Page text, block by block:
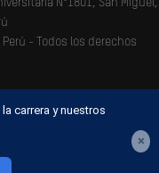
N°1801, San Miguel,
- Todos los derechos
carrera y nuestros
×